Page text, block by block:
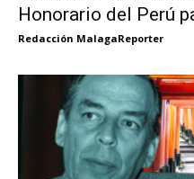
Honorario del Perú
Redacción MalagaReporter